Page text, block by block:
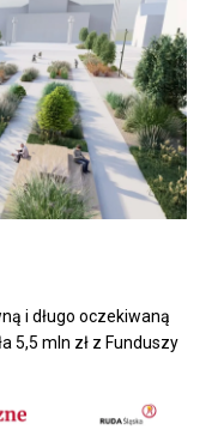
i długo oczekiwaną
5,5 mln zł z Funduszy